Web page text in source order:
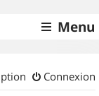
Menu
Connexion